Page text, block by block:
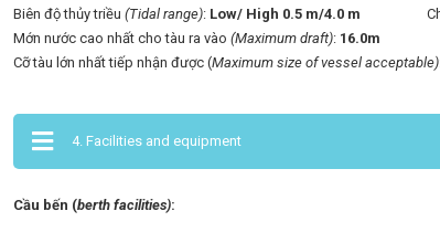
Biên độ thủy triều (Tidal range): Low/ High 0.5 m/4.0 m Chênh
Mớn nước cao nhất cho tàu ra vào (Maximum draft): 16.0m
Cỡ tàu lớn nhất tiếp nhận được (Maximum size of vessel acceptable)
4. Facilities and equipment
Cầu bến (berth facilities):